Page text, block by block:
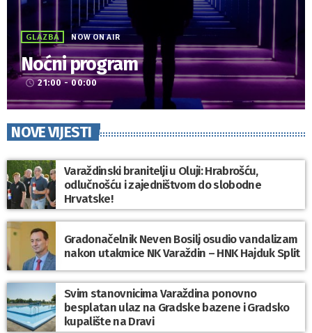
GLAZBA NOW ON AIR
Noćni program
access_time 21:00 - 00:00
NOVE VIJESTI
Varaždinski branitelji u Oluji: Hrabrošću,
odlučnošću i zajedništvom do slobodne
Hrvatske!
Gradonačelnik Neven Bosilj osudio vandalizam
nakon utakmice NK Varaždin – HNK Hajduk Split
Svim stanovnicima Varaždina ponovno
besplatan ulaz na Gradske bazene i Gradsko
kupalište na Dravi